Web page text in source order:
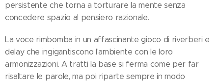
persistente che torna a torturare la mente senza
concedere spazio al pensiero razionale.
La voce rimbomba in un affascinante gioco di riverberi e
delay che ingigantiscono l'ambiente con le loro
armonizzazioni. A tratti la base si ferma come per far
risaltare le parole, ma poi riparte sempre in modo